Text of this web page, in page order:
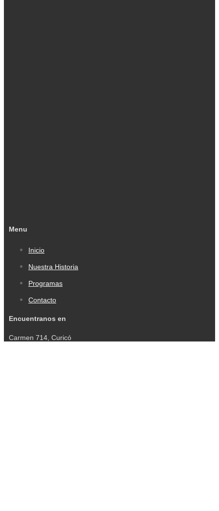
Menu
Inicio
Nuestra Historia
Programas
Contacto
Encuentranos en
Carmen 714, Curicó